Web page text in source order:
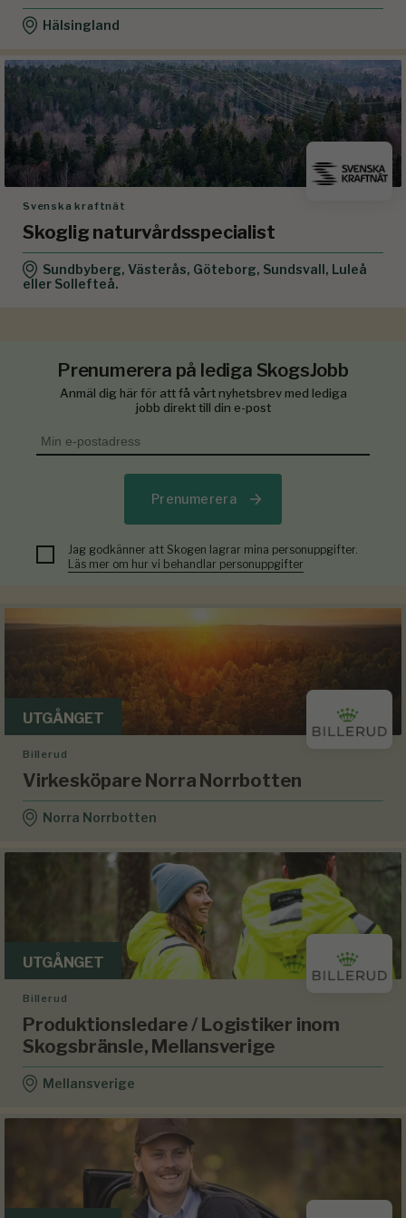
Hälsingland
Svenska kraftnät
Skoglig naturvårdsspecialist
Sundbyberg, Västerås, Göteborg, Sundsvall, Luleå
eller Sollefteå.
Prenumerera på lediga SkogsJobb
Anmäl dig här för att få vårt nyhetsbrev med lediga
jobb direkt till din e-post
Prenumerera
Jag godkänner att Skogen lagrar mina personuppgifter.
Läs mer om hur vi behandlar personuppgifter
UTGÅNGET
Billerud
Virkesköpare Norra Norrbotten
Norra Norrbotten
UTGÅNGET
Billerud
Produktionsledare / Logistiker inom
Skogsbränsle, Mellansverige
Mellansverige